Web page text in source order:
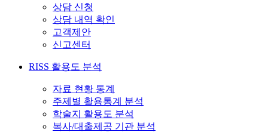
상담 신청
상담 내역 확인
고객제안
신고센터
RISS 활용도 분석
자료 현황 통계
주제별 활용통계 분석
학술지 활용도 분석
복사/대출제공 기관 분석